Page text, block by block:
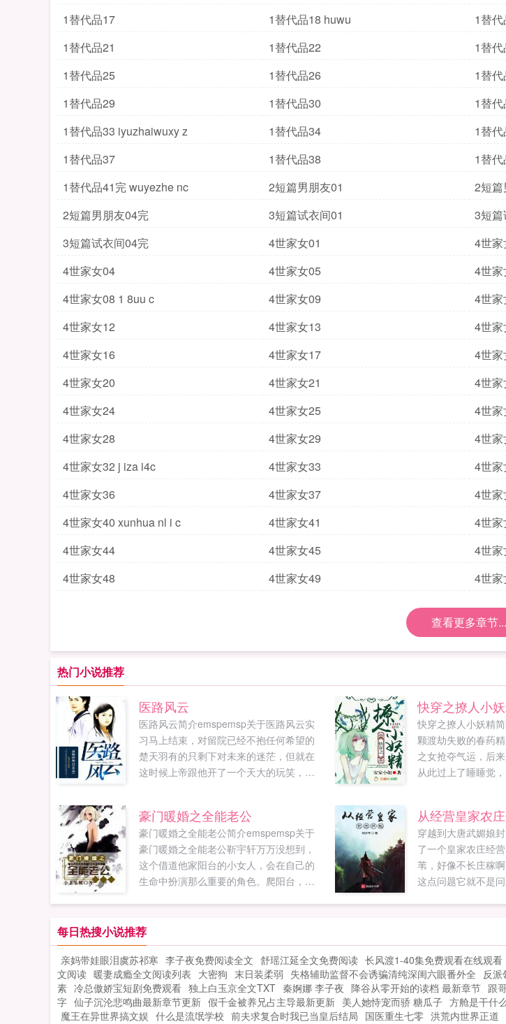
1替代品17
1替代品18 huwu 1替
1替代品21
1替代品22 1替
1替代品25
1替代品26 1替
1替代品29
1替代品30 1替代
1替代品33 iyuzhaiwuxy z
1替代品34 1替
1替代品37
1替代品38 1替
1替代品41完 wuyezhe nc
2短篇男朋友01 2短
2短篇男朋友04完
3短篇试衣间01 3短
3短篇试衣间04完
4世家女01 4世
4世家女04
4世家女05 4世
4世家女08 1 8uu c
4世家女09 4世家
4世家女12
4世家女13 4世
4世家女16
4世家女17 4世家
4世家女20
4世家女21 4世家
4世家女24
4世家女25 4世
4世家女28
4世家女29 4世家
4世家女32 j iza i4c
4世家女33 4世
4世家女36
4世家女37 4世家
4世家女40 xunhua nl i c
4世家女41 4世家
4世家女44
4世家女45 4世
4世家女48
4世家女49 4世家
查看更多章节...
热门小说推荐
医路风云
医路风云简介emspemsp关于医路风云实
习马上结束，对留院已经不抱任何希望的
楚天羽有的只剩下对未来的迷茫，但就在
这时候上帝跟他开了一个天大的玩笑，让
快穿之撩人小
快穿之撩人小妖精
颗渡劫失败的春药
之女抢夺气运，后
从此过上了睡睡觉
豪门暖婚之全能老公
豪门暖婚之全能老公简介emspemsp关于
豪门暖婚之全能老公靳宇轩万万没想到，
这个借道他家阳台的小女人，会在自己的
生命中扮演那么重要的角色。爬阳台，踩
地，靳少爷...
从经营皇家农
穿越到大唐武媚娘
了一个皇家农庄经
苇，好像不长庄稼
这点问题它就不是
人。已经收到签约
少五节点保证，谢
经营皇家农庄开始
每日热搜小说推荐
亲妈带娃眼泪虞苏祁寒 李子夜免费阅读全文 舒瑶江延全文免费阅读 长风渡1-40集免费观看在线观看
文阅读 暖妻成瘾全文阅读列表 大密狗 末日装柔弱 失格辅助监督不会诱骗清纯深闺六眼番外全 反派
素 冷总傲娇宝短剧免费观看 独上白玉京全文TXT 秦婀娜 李子夜 降谷从零开始的读档 最新章节 跟
字 仙子沉沦悲鸣曲最新章节更新 假千金被养兄占主导最新更新 美人她恃宠而骄 糖瓜子 方舱是干什
魔王在异世界搞文娱 什么是流氓学校 前夫求复合时我已当皇后结局 国医重生七零 洪荒内世界正道